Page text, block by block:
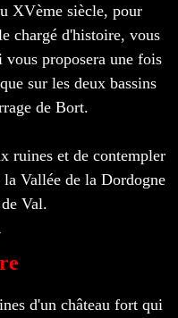
XVème siècle, pour
chargé d'histoire, vous
proposera une fois
sur les deux bassins
de Bort.
ruines et de contempler
Vallée de la Dordogne
Val.
d'un château fort qui